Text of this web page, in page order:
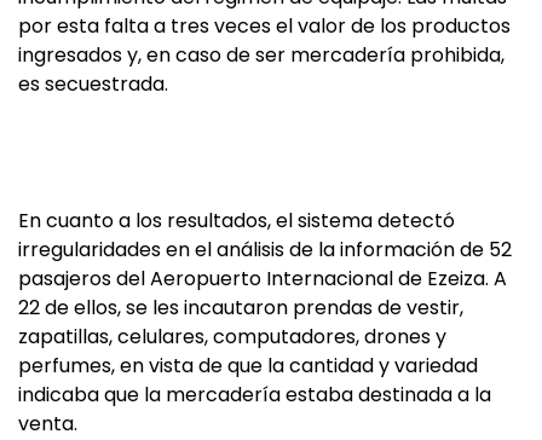
por esta falta a tres veces el valor de los productos
ingresados y, en caso de ser mercadería prohibida,
es secuestrada.
En cuanto a los resultados, el sistema detectó
irregularidades en el análisis de la información de 52
pasajeros del Aeropuerto Internacional de Ezeiza. A
22 de ellos, se les incautaron prendas de vestir,
zapatillas, celulares, computadores, drones y
perfumes, en vista de que la cantidad y variedad
indicaba que la mercadería estaba destinada a la
venta.